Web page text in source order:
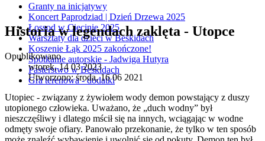
Granty na inicjatywy
Koncert Paprodziad | Dzień Drzewa 2025
Łossod w Cięcinie 2025
Warsztaty dla dzieci w Beskidach
Koszenie Łąk 2025 zakończone!
Spotkanie autorskie - Jadwiga Hutyra
Pasterstwo w Beskidach
Gra terenowa - dodatki
Historia w legendach zaklęta - Utopce
Opublikowano
wtorek, 14 03 2023
Utworzono: środa, 16 06 2021
Utopiec - związany z żywiołem wody demon powstający z duszy
utopionego człowieka. Uważano, że „duch wodny” był
nieszczęśliwy i dlatego mścił się na innych, wciągając w wodne
odmęty swoje ofiary. Panowało przekonanie, że tylko w ten sposób